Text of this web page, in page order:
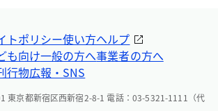
トポリシー使い方ヘルプ
も向け一般の方へ事業者の方へ
行物広報・SNS
東京都新宿区西新宿2-8-1 電話：03-5321-1111（代